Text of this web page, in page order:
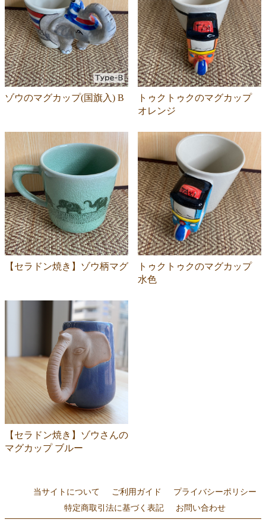
ゾウのマグカップ(国旗入) B
トゥクトゥクのマグカップ
オレンジ
【セラドン焼き】ゾウ柄マグ
トゥクトゥクのマグカップ
水色
【セラドン焼き】ゾウさんの
マグカップ ブルー
当サイトについて ご利用ガイド
プライバシーポリシー
特定商取引法に基づく表記
お問い合わせ